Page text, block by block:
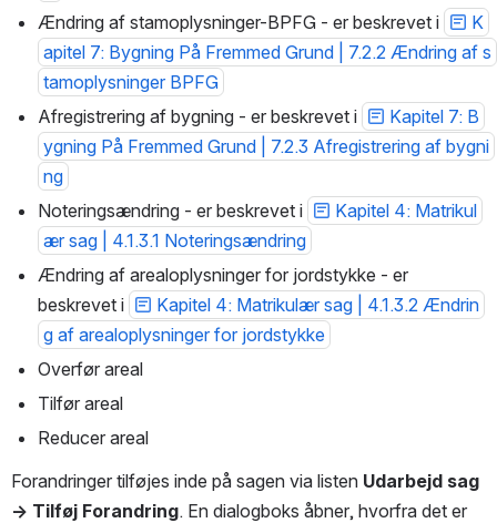
Ændring af stamoplysninger-BPFG - er beskrevet i
K
apitel 7: Bygning På Fremmed Grund | 7.2.2 Ændring af s
tamoplysninger BPFG
Afregistrering af bygning - er beskrevet i
Kapitel 7: B
ygning På Fremmed Grund | 7.2.3 Afregistrering af bygni
ng
Noteringsændring - er beskrevet i
Kapitel 4: Matrikul
ær sag | 4.1.3.1 Noteringsændring
Ændring af arealoplysninger for jordstykke - er
beskrevet i
Kapitel 4: Matrikulær sag | 4.1.3.2 Ændrin
g af arealoplysninger for jordstykke
Overfør areal
Tilfør areal
Reducer areal
Forandringer tilføjes inde på sagen via listen Udarbejd sag
→ Tilføj Forandring. En dialogboks åbner, hvorfra det er